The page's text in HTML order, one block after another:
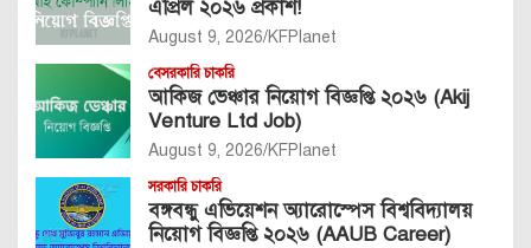
এপ্রিল ২০২৬ প্রকাশ!
August 9, 2026 KFPlanet
বেসরকারি চাকরি
আকিজ ভেঞ্চার নিয়োগ বিজ্ঞপ্তি ২০২৬ (Akij
Venture Ltd Job)
August 9, 2026 KFPlanet
সরকারি চাকরি
বঙ্গবন্ধু এভিয়েশন অ্যারোস্পেস বিশ্ববিদ্যালয়
নিয়োগ বিজ্ঞপ্তি ২০২৬ (AAUB Career)